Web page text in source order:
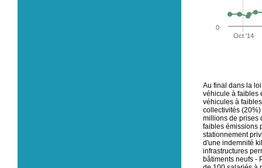
Oct '14
0
Au final dans la
véhicule à faibles
véhicules à
collectivités
millions de prises
faibles émissions
stationnement
d'une indemnité
infrastructures
bâtiments neufs -